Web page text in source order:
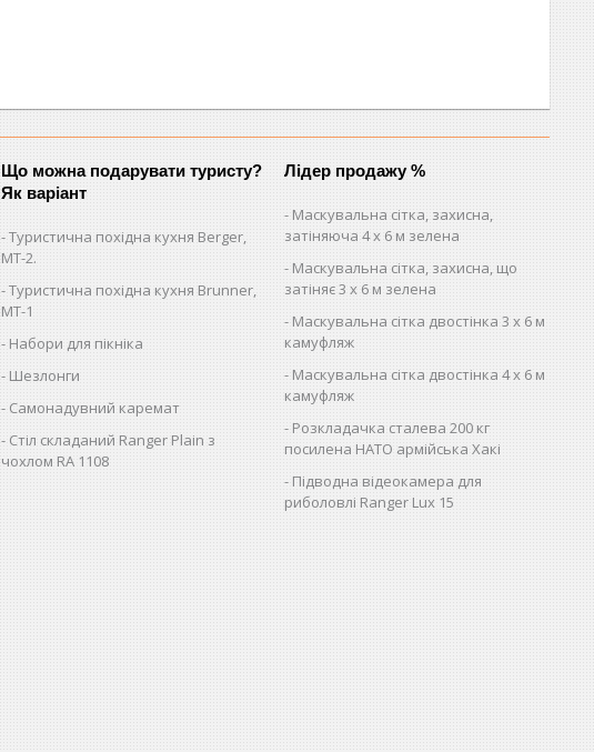
Що можна подарувати туристу?
Як варіант
Туристична похідна кухня Berger,
MT-2.
Туристична похідна кухня Brunner,
MT-1
Набори для пікніка
Шезлонги
Самонадувний каремат
Стіл складаний Ranger Plain з
чохлом RA 1108
Лідер продажу %
Маскувальна сітка, захисна,
затіняюча 4 х 6 м зелена
Маскувальна сітка, захисна, що
затіняє 3 х 6 м зелена
Маскувальна сітка двостінка 3 х 6 м
камуфляж
Маскувальна сітка двостінка 4 х 6 м
камуфляж
Розкладачка сталева 200 кг
посилена НАТО армійська Хакі
Підводна відеокамера для
риболовлі Ranger Lux 15